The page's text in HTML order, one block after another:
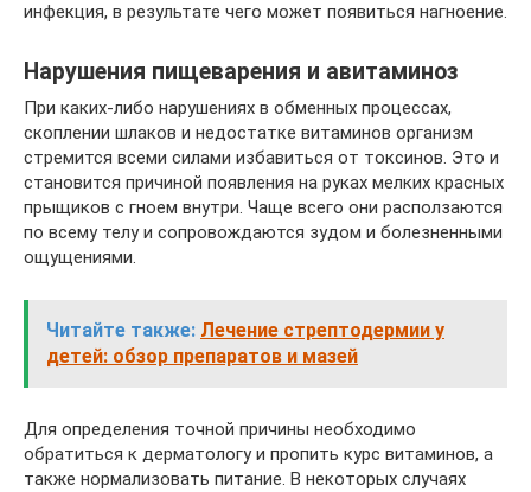
инфекция, в результате чего может появиться нагноение.
Нарушения пищеварения и авитаминоз
При каких-либо нарушениях в обменных процессах,
скоплении шлаков и недостатке витаминов организм
стремится всеми силами избавиться от токсинов. Это и
становится причиной появления на руках мелких красных
прыщиков с гноем внутри. Чаще всего они расползаются
по всему телу и сопровождаются зудом и болезненными
ощущениями.
Читайте также: Лечение стрептодермии у
детей: обзор препаратов и мазей
Для определения точной причины необходимо
обратиться к дерматологу и пропить курс витаминов, а
также нормализовать питание. В некоторых случаях